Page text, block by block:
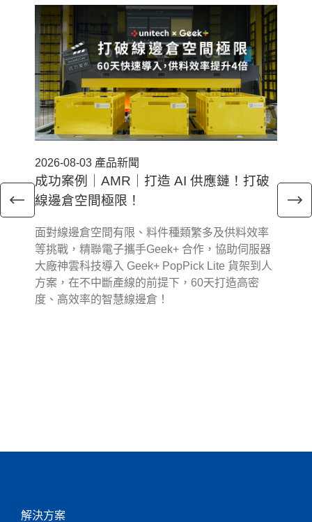
2026-08-03 產品新聞
成功案例｜AMR｜打造 AI 供應鏈！打破
線邊倉空間極限！
面對線邊倉空間有限、料件種類繁多及供料效率
等挑戰，精聯電子攜手Geek+ 合作，協助伺服器
大廠神雲科技導入 Geek+ PopPick Lite 貨架到人
方案，在不中斷產線的前提下，60天打造高密
度、高效率的智慧線邊倉！
電
與
解決方案